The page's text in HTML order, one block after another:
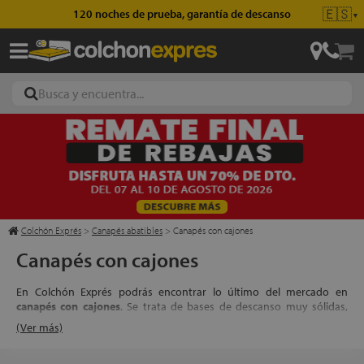
120 noches de prueba, garantía de descanso 🇪🇸▼
Colchón Exprés > Canapés abatibles > Canapés con cajones
Canapés con cajones
En Colchón Exprés podrás encontrar lo último del mercado en
canapés con cajones. Se trata de bases de descanso muy sólidas,
estables y decorativas, que permiten un nivel de organización mayor
que los canapés abatibles convencionales.
(Ver más)